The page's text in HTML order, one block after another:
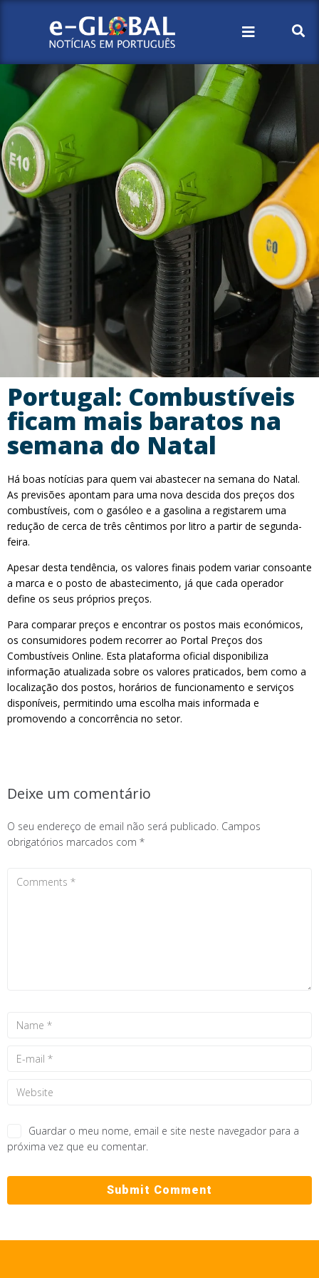
Portugal: Combustíveis
ficam mais baratos na
semana do Natal
Há boas notícias para quem vai abastecer na semana do Natal.
As previsões apontam para uma nova descida dos preços dos
combustíveis, com o gasóleo e a gasolina a registarem uma
redução de cerca de três cêntimos por litro a partir de segunda-
feira.
Apesar desta tendência, os valores finais podem variar consoante
a marca e o posto de abastecimento, já que cada operador
define os seus próprios preços.
Para comparar preços e encontrar os postos mais económicos,
os consumidores podem recorrer ao Portal Preços dos
Combustíveis Online. Esta plataforma oficial disponibiliza
informação atualizada sobre os valores praticados, bem como a
localização dos postos, horários de funcionamento e serviços
disponíveis, permitindo uma escolha mais informada e
promovendo a concorrência no setor.
Deixe um comentário
O seu endereço de email não será publicado. Campos
obrigatórios marcados com *
Guardar o meu nome, email e site neste navegador para a
próxima vez que eu comentar.